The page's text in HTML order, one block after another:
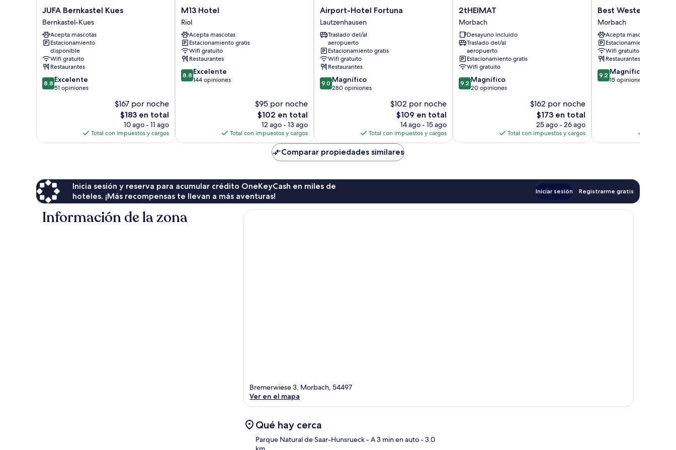
JUFA
Bernkastel
Kues
Bernkastel-
Kues
JUFA Bernkastel Kues
Bernkastel-Kues
Acepta mascotas
Estacionamiento
disponible
Wifi gratuito
Restaurantes
8.8
de
8.8 Excelente
51 opiniones
$167 por noche
El
precio
actual
es
$183 en total
10 ago - 11 ago
Total con impuestos y cargos
M13
Hotel
Riol
M13 Hotel
Riol
Acepta mascotas
Estacionamiento gratis
Wifi gratuito
Restaurantes
8.8
de
8.8 Excelente
144 opiniones
$95 por noche
El
precio
actual
es
$102 en total
12 ago - 13 ago
Total con impuestos y cargos
Airport-
Hotel
Fortuna
Lautzenhausen
Airport-Hotel Fortuna
Lautzenhausen
Traslado del/al
aeropuerto
Estacionamiento gratis
Wifi gratuito
Restaurantes
9.0
de
9.0 Magnífico
280 opiniones
$102 por noche
El
precio
actual
es
de
$109
$109 en total
14 ago - 15 ago
Total con impuestos y cargos
2tHEIMAT
Morbach
2tHEIMAT
Morbach
Desayuno incluido
Traslado del/al
aeropuerto
Estacionamiento gratis
Wifi gratuito
9.2
de
9.2 Magnífico
20 opiniones
$162 por noche
El
precio
actual
es
$173 en total
25 ago - 26 ago
Total con impuestos y cargos
Best
Western
Hotel
St.
Michael
Morbach
Best Western Hotel
Morbach
Acepta mascotas
Estacionamiento gratis
Wifi gratuito
Restaurantes
9.2
de
9.2 Magnífico
15 opiniones
Comparar propiedades similares
Inicia sesión y reserva para acumular crédito OneKeyCash en miles de
hoteles. ¡Más recompensas te llevan a más aventuras!
Iniciar sesión Registrarme gratis
Información de la zona
Bremerwiese 3, Morbach, 54497
Ver en el mapa
Qué hay cerca
Parque Natural de Saar-Hunsrueck- A 3 min en auto- 3.0